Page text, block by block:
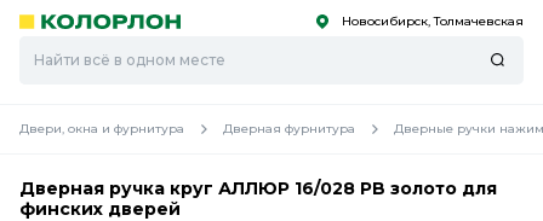
Скоро
Скоро Новосибирск, Толмачевская
Двери, окна и фурнитура Дверная фурнитура Дверные ручки
Дверная ручка круг АЛЛЮР 16/028 PB золото для
финских дверей